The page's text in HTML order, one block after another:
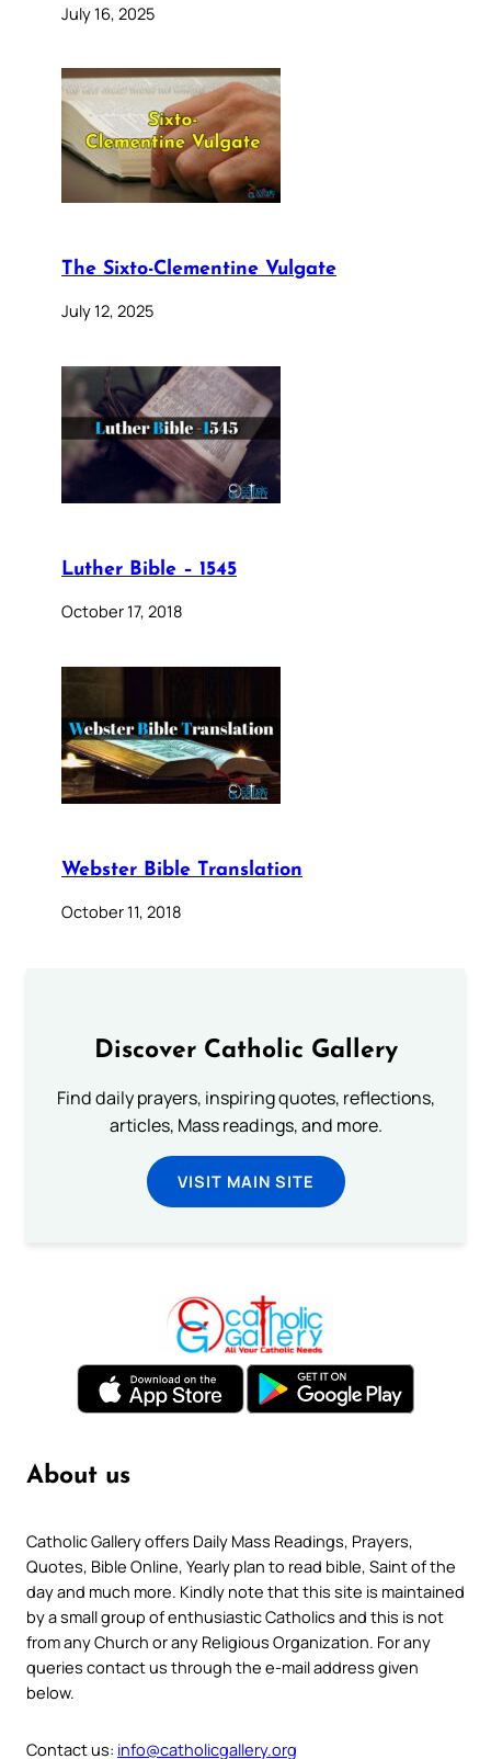
July 16, 2025
The Sixto-Clementine Vulgate
July 12, 2025
Luther Bible – 1545
October 17, 2018
Webster Bible Translation
October 11, 2018
Discover Catholic Gallery
Find daily prayers, inspiring quotes, reflections,
articles, Mass readings, and more.
VISIT MAIN SITE
About us
Catholic Gallery offers Daily Mass Readings, Prayers,
Quotes, Bible Online, Yearly plan to read bible, Saint of the
day and much more. Kindly note that this site is maintained
by a small group of enthusiastic Catholics and this is not
from any Church or any Religious Organization. For any
queries contact us through the e-mail address given
below.
Contact us: info@catholicgallery.org